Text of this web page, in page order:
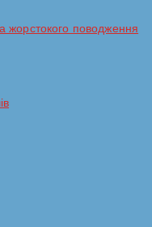
жорстокого поводження